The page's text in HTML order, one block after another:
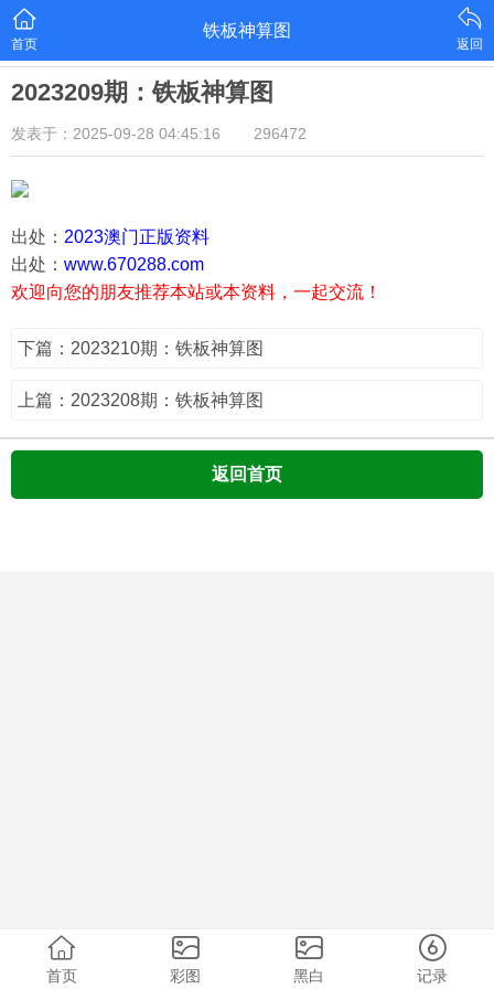
首页
铁板神算图
返回
2023209期：铁板神算图
发表于：2025-09-28 04:45:16 296472
出处： 2023澳门正版资料
出处： www.670288.com
欢迎向您的朋友推荐本站或本资料，一起交流！
下篇：2023210期：铁板神算图
上篇：2023208期：铁板神算图
返回首页
首页 彩图 黑白 记录